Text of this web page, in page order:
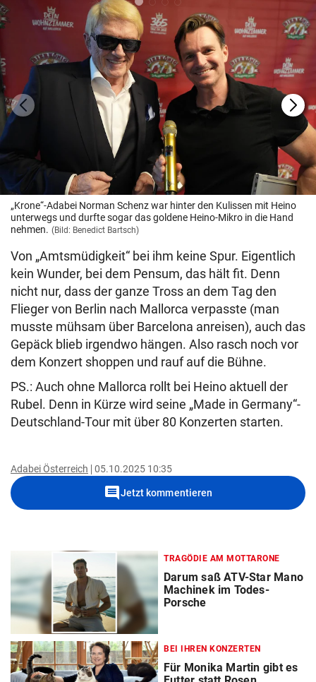
„Krone“-Adabei Norman Schenz war hinter den Kulissen mit Heino
unterwegs und durfte sogar das goldene Heino-Mikro in die Hand
nehmen. (Bild: Benedict Bartsch)
Von „Amtsmüdigkeit“ bei ihm keine Spur. Eigentlich
kein Wunder, bei dem Pensum, das hält fit. Denn
nicht nur, dass der ganze Tross an dem Tag den
Flieger von Berlin nach Mallorca verpasste (man
musste mühsam über Barcelona anreisen), auch das
Gepäck blieb irgendwo hängen. Also rasch noch vor
dem Konzert shoppen und rauf auf die Bühne.
PS.: Auch ohne Mallorca rollt bei Heino aktuell der
Rubel. Denn in Kürze wird seine „Made in Germany“-
Deutschland-Tour mit über 80 Konzerten starten.
Adabei Österreich 05.10.2025 10:35
commentJetzt kommentieren
TRAGÖDIE AM MOTTARONE
Darum saß ATV-Star Mano
Machinek im Todes-
Porsche
BEI IHREN KONZERTEN
Für Monika Martin gibt es